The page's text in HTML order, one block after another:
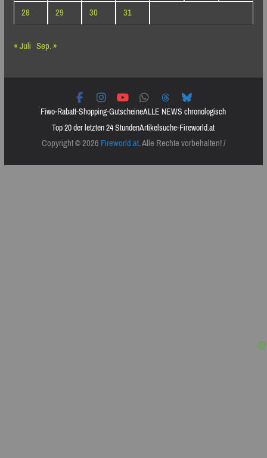
28
29 30
31
« Juli Sep. »
Fiwo-Rabatt-Shopping-GutscheineALLE NEWS chronologisch
Top 20 der letzten 24 StundenArtikelsuche-Fireworld.at
Copyright © 2026Fireworld.at. Alle Rechte vorbehalten! /